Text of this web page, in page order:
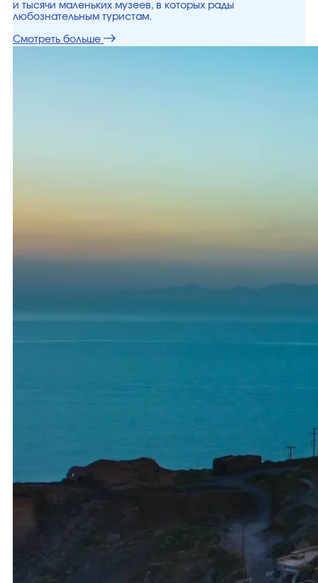
и тысячи маленьких музеев, в которых рады
любознательным туристам.
Смотреть больше